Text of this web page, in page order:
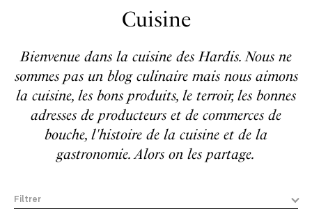
Cuisine
Bienvenue dans la cuisine des Hardis. Nous ne
sommes pas un blog culinaire mais nous aimons
la cuisine, les bons produits, le terroir, les bonnes
adresses de producteurs et de commerces de
bouche, l'histoire de la cuisine et de la
gastronomie. Alors on les partage.
Filtrer